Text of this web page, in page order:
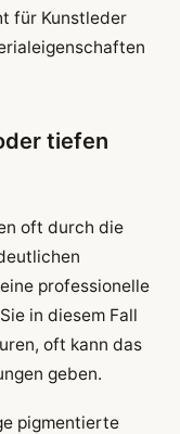
für Kunstleder
tiefen
oft durch die
professionelle
in diesem Fall
oft kann das
geben.
pigmentierte